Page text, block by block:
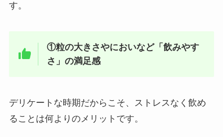
す。
①粒の大きさやにおいなど「飲みやす
さ」の満足感
デリケートな時期だからこそ、ストレスなく飲め
ることは何よりのメリットです。